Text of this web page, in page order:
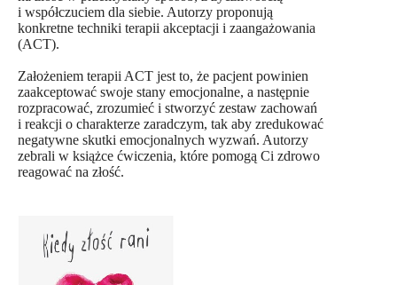
i współczuciem dla siebie. Autorzy proponują
konkretne techniki terapii akceptacji i zaangażowania
(ACT).
Założeniem terapii ACT jest to, że pacjent powinien
zaakceptować swoje stany emocjonalne, a następnie
rozpracować, zrozumieć i stworzyć zestaw zachowań
i reakcji o charakterze zaradczym, tak aby zredukować
negatywne skutki emocjonalnych wyzwań. Autorzy
zebrali w książce ćwiczenia, które pomogą Ci zdrowo
reagować na złość.